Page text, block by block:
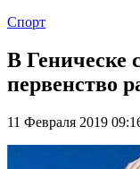
Спорт
В Геническе
первенство
11 Февраля 2019